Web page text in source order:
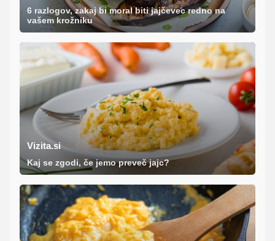
6 razlogov, zakaj bi moral biti jajčevec redno na
vašem krožniku
Vizita.si
Kaj se zgodi, če jemo preveč jajc?